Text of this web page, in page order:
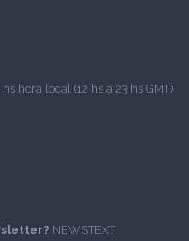
hora local (12 hs a 23 hs GMT)
NEWSTEXT